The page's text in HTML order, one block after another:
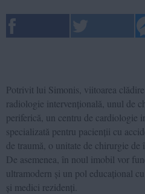
Potrivit lui Simonis, viitoarea
radiologie intervențională, unul de
periferică, un centru de cardiologie
specializată pentru pacienții cu
de traumă, o unitate de chirurgie
De asemenea, în noul imobil vor
ultramodern și un pol educațional
și medici rezidenți.